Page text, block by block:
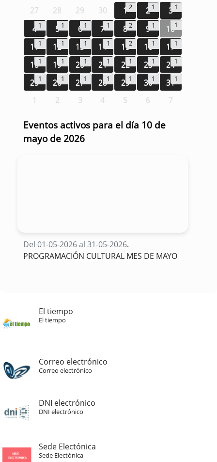
27 28 29 30 12 2 1 3 1
4 1 5 1 6 1 7 1 82 9 1 101
111 121 131 141 152 161 171
181 191 201 211 221 231 241
251 261 271 281 291 301 311
1 2 3 4 5 6 7
Eventos activos para el día 10 de
mayo de 2026
Del 01-05-2026 al 31-05-2026.
PROGRAMACIÓN CULTURAL MES DE MAYO
El tiempo
El tiempo
Correo electrónico
Correo electrónico
DNI electrónico
DNI electrónico
Sede Electónica
Sede Electónica